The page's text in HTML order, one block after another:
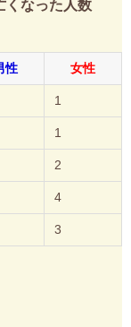
くなった人数
性 女性
1
1
2
4
3